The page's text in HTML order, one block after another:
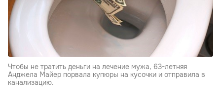
Чтобы не тратить деньги на лечение мужа, 63-летняя
Анджела Майер порвала купюры на кусочки и отправила в
канализацию.